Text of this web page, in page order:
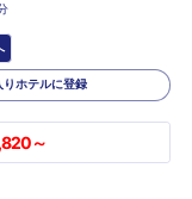
りホテルに登録
～